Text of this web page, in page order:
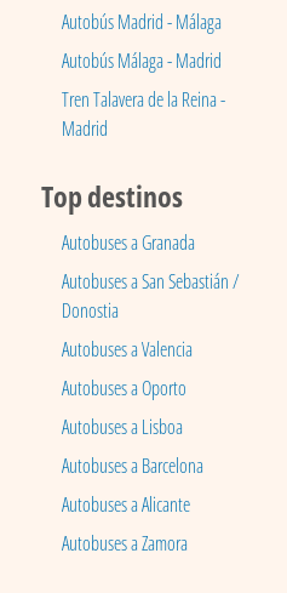
Autobús Madrid - Málaga
Autobús Málaga - Madrid
Tren Talavera de la Reina -
Madrid
Top destinos
Autobuses a Granada
Autobuses a San Sebastián /
Donostia
Autobuses a Valencia
Autobuses a Oporto
Autobuses a Lisboa
Autobuses a Barcelona
Autobuses a Alicante
Autobuses a Zamora